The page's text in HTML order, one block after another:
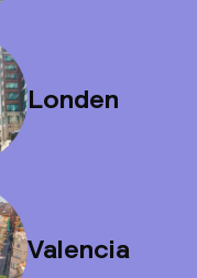
Londen
Valencia